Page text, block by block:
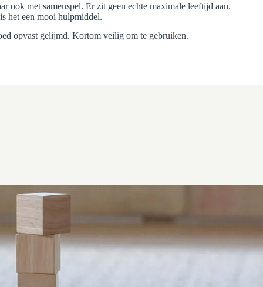
ook met samenspel. Er zit geen echte maximale leeftijd aan.
het een mooi hulpmiddel.
opvast gelijmd. Kortom veilig om te gebruiken.